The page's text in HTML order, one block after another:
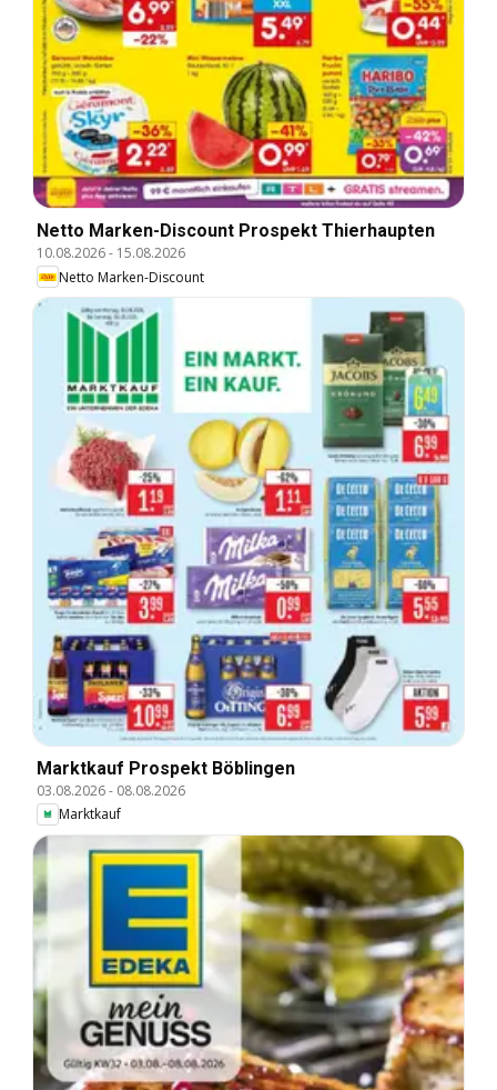
Netto Marken-Discount Prospekt Thierhaupten
10.08.2026- 15.08.2026
Netto Marken-Discount
Marktkauf Prospekt Böblingen
03.08.2026- 08.08.2026
Marktkauf